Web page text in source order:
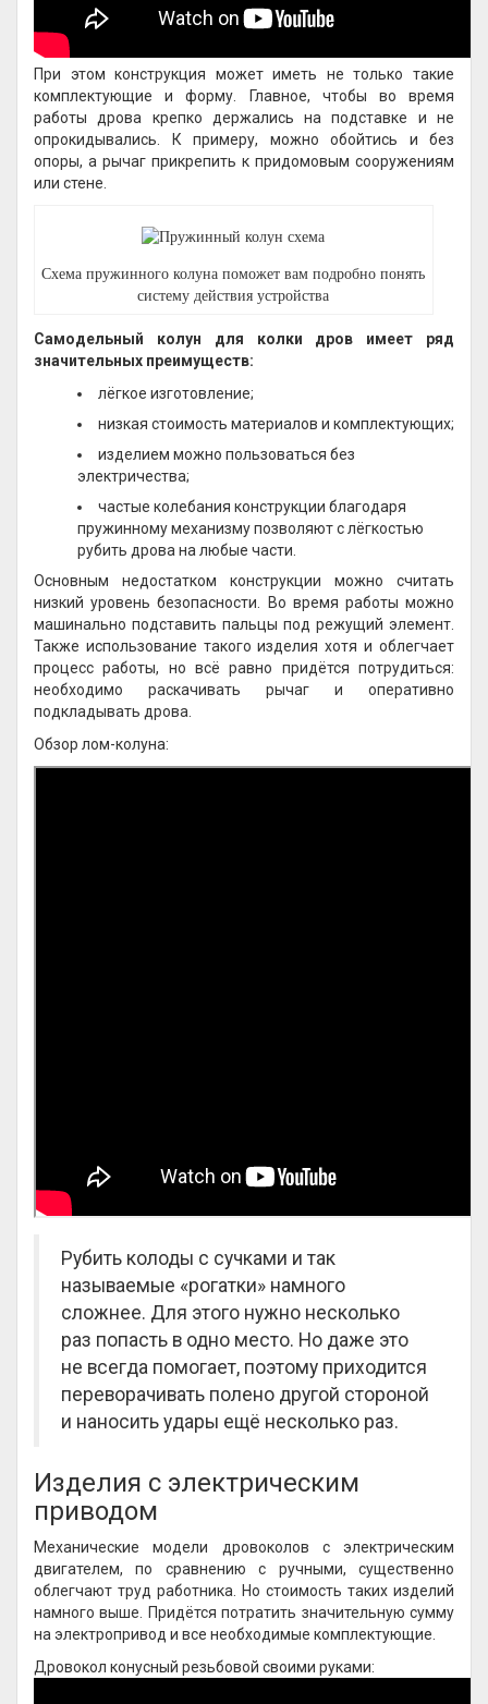
При этом конструкция может иметь не только такие
комплектующие и форму. Главное, чтобы во время
работы дрова крепко держались на подставке и не
опрокидывались. К примеру, можно обойтись и без
опоры, а рычаг прикрепить к придомовым сооружениям
или стене.
Схема пружинного колуна поможет вам подробно понять
систему действия устройства
Самодельный колун для колки дров имеет ряд
значительных преимуществ:
лёгкое изготовление;
низкая стоимость материалов и комплектующих;
изделием можно пользоваться без
электричества;
частые колебания конструкции благодаря
пружинному механизму позволяют с лёгкостью
рубить дрова на любые части.
Основным недостатком конструкции можно считать
низкий уровень безопасности. Во время работы можно
машинально подставить пальцы под режущий элемент.
Также использование такого изделия хотя и облегчает
процесс работы, но всё равно придётся потрудиться:
необходимо раскачивать рычаг и оперативно
подкладывать дрова.
Обзор лом-колуна:
Рубить колоды с сучками и так
называемые «рогатки» намного
сложнее. Для этого нужно несколько
раз попасть в одно место. Но даже это
не всегда помогает, поэтому приходится
переворачивать полено другой стороной
и наносить удары ещё несколько раз.
Изделия с электрическим
приводом
Механические модели дровоколов с электрическим
двигателем, по сравнению с ручными, существенно
облегчают труд работника. Но стоимость таких изделий
намного выше. Придётся потратить значительную сумму
на электропривод и все необходимые комплектующие.
Дровокол конусный резьбовой своими руками: